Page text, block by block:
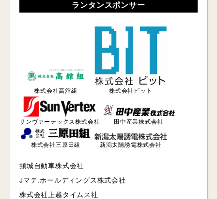
ランタンスポンサー
株式会社高舘組 株式会社ビット
サンヴァーテックス株式会社 田中産業株式会社
株式会社三原田組 新潟太陽誘電株式会社
頸城自動車株式会社
Jマテ.ホールディングス株式会社
株式会社上越タイムス社